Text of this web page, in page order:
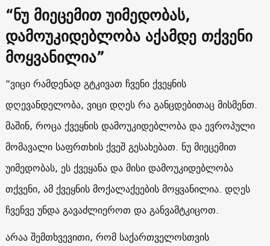
“ნუ მიეცემით უიმედობას,
დამოუკიდებლობა აქამდე თქვენი
მოყვანილია”
“ვიცი რამდენად გტკივათ ჩვენი ქვეყნის
დღევანდელობა, ვიცი დღეს რა განცდებითაც მისმენთ.
მაშინ, როცა ქვეყნის დამოუკიდებლობა და ევროპული
მომავალი საფრთხის ქვეშ გესახებათ. ნუ მიეცემით
უიმედობას, ეს ქვეყანა და მისი დამოუკიდებლობა
თქვენი, ამ ქვეყნის მოქალაქეების მოყვანილია. დღეს
ჩვენვე უნდა გავაძლიეროთ და განვამტკიცოთ.
არაა შემთხვევითი, რომ საქართველოსთვის